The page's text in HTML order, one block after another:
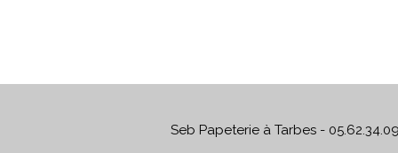
Seb Papeterie à Tarbes -